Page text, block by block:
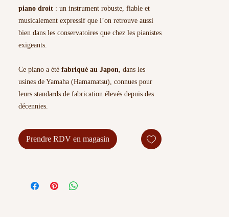
piano droit : un instrument robuste, fiable et
musicalement expressif que l’on retrouve aussi
bien dans les conservatoires que chez les pianistes
exigeants.
Ce piano a été fabriqué au Japon, dans les
usines de Yamaha (Hamamatsu), connues pour
leurs standards de fabrication élevés depuis des
décennies.
Son & toucher
Le Yamaha U1 se distingue par :
sonorité claire, équilibrée et riche en
harmoniques
Prendre RDV en magasin